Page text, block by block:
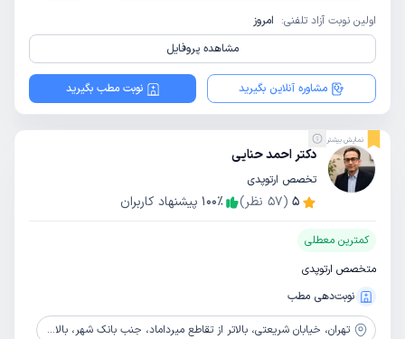
اولین نوبت آزاد تلفنی: امروز
مشاهده پروفایل
مشاوره آنلاین بگیرید نوبت مطب بگیرید
نمایش بیشتر
دکتر احمد حنایی
تخصص ارتوپدی
5
(
57 نظر) 100٪ پیشنهاد کاربران
کمترین معطلی
متخصص ارتوپدی
نوبت‌دهی مطب
تهران، خیابان شریعتی، بالاتر از تقاطع میرداماد، جنب بانک شهر، بالای داروخانه دکتر محجوب، پلاک 1181